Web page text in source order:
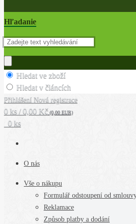
Hľadanie
Hledat ve zboží
Hledat v článcích
Přihlášení Nová registrace
0 ks / 0,00 Kč (0,00 EUR)
0 ks
O nás
Vše o nákupu
Formulář odstoupení od
Reklamace
Způsob platby a dodání